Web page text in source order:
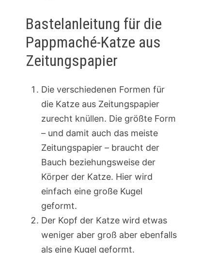
Bastelanleitung für die
Pappmaché-Katze aus
Zeitungspapier
Die verschiedenen Formen für
die Katze aus Zeitungspapier
zurecht knüllen. Die größte Form
– und damit auch das meiste
Zeitungspapier – braucht der
Bauch beziehungsweise der
Körper der Katze. Hier wird
einfach eine große Kugel
geformt.
Der Kopf der Katze wird etwas
weniger aber groß aber ebenfalls
als eine Kugel geformt.